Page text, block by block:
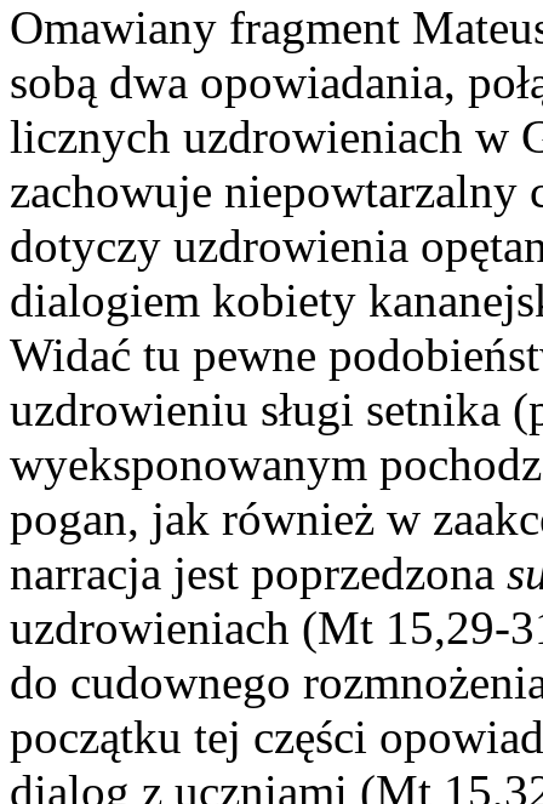
Omawiany fragment
sobą dwa opowiadania,
licznych uzdrowieniach w
zachowuje niepowtarzalny
dotyczy uzdrowienia
dialogiem kobiety
Widać tu pewne
uzdrowieniu sługi setnika
wyeksponowanym
pogan, jak również w
narracja jest poprzedzona
uzdrowieniach (Mt 15,29-
do cudownego
początku tej części
dialog z uczniami (Mt